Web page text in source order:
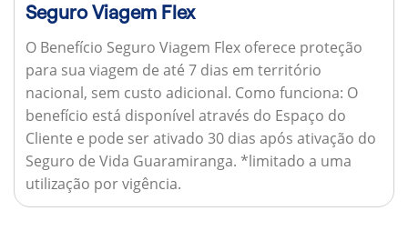
Seguro Viagem Flex
O Benefício Seguro Viagem Flex oferece proteção
para sua viagem de até 7 dias em território
nacional, sem custo adicional. Como funciona: O
benefício está disponível através do Espaço do
Cliente e pode ser ativado 30 dias após ativação do
Seguro de Vida Guaramiranga. *limitado a uma
utilização por vigência.